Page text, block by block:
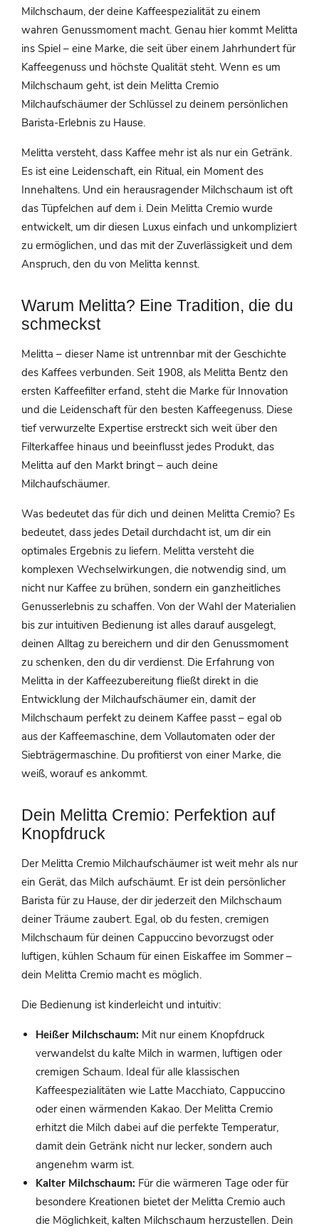
Milchschaum, der deine Kaffeespezialität zu einem
wahren Genussmoment macht. Genau hier kommt Melitta
ins Spiel – eine Marke, die seit über einem Jahrhundert für
Kaffeegenuss und höchste Qualität steht. Wenn es um
Milchschaum geht, ist dein Melitta Cremio
Milchaufschäumer der Schlüssel zu deinem persönlichen
Barista-Erlebnis zu Hause.
Melitta versteht, dass Kaffee mehr ist als nur ein Getränk.
Es ist eine Leidenschaft, ein Ritual, ein Moment des
Innehaltens. Und ein herausragender Milchschaum ist oft
das Tüpfelchen auf dem i. Dein Melitta Cremio wurde
entwickelt, um dir diesen Luxus einfach und unkompliziert
zu ermöglichen, und das mit der Zuverlässigkeit und dem
Anspruch, den du von Melitta kennst.
Warum Melitta? Eine Tradition, die du
schmeckst
Melitta – dieser Name ist untrennbar mit der Geschichte
des Kaffees verbunden. Seit 1908, als Melitta Bentz den
ersten Kaffeefilter erfand, steht die Marke für Innovation
und die Leidenschaft für den besten Kaffeegenuss. Diese
tief verwurzelte Expertise erstreckt sich weit über den
Filterkaffee hinaus und beeinflusst jedes Produkt, das
Melitta auf den Markt bringt – auch deine
Milchaufschäumer.
Was bedeutet das für dich und deinen Melitta Cremio? Es
bedeutet, dass jedes Detail durchdacht ist, um dir ein
optimales Ergebnis zu liefern. Melitta versteht die
komplexen Wechselwirkungen, die notwendig sind, um
nicht nur Kaffee zu brühen, sondern ein ganzheitliches
Genusserlebnis zu schaffen. Von der Wahl der Materialien
bis zur intuitiven Bedienung ist alles darauf ausgelegt,
deinen Alltag zu bereichern und dir den Genussmoment
zu schenken, den du dir verdienst. Die Erfahrung von
Melitta in der Kaffeezubereitung fließt direkt in die
Entwicklung der Milchaufschäumer ein, damit der
Milchschaum perfekt zu deinem Kaffee passt – egal ob
aus der Kaffeemaschine, dem Vollautomaten oder der
Siebträgermaschine. Du profitierst von einer Marke, die
weiß, worauf es ankommt.
Dein Melitta Cremio: Perfektion auf
Knopfdruck
Der Melitta Cremio Milchaufschäumer ist weit mehr als nur
ein Gerät, das Milch aufschäumt. Er ist dein persönlicher
Barista für zu Hause, der dir jederzeit den Milchschaum
deiner Träume zaubert. Egal, ob du festen, cremigen
Milchschaum für deinen Cappuccino bevorzugst oder
luftigen, kühlen Schaum für einen Eiskaffee im Sommer –
dein Melitta Cremio macht es möglich.
Die Bedienung ist kinderleicht und intuitiv:
Heißer Milchschaum: Mit nur einem Knopfdruck
verwandelst du kalte Milch in warmen, luftigen oder
cremigen Schaum. Ideal für alle klassischen
Kaffeespezialitäten wie Latte Macchiato, Cappuccino
oder einen wärmenden Kakao. Der Melitta Cremio
erhitzt die Milch dabei auf die perfekte Temperatur,
damit dein Getränk nicht nur lecker, sondern auch
angenehm warm ist.
Kalter Milchschaum: Für die wärmeren Tage oder für
besondere Kreationen bietet der Melitta Cremio auch
die Möglichkeit, kalten Milchschaum herzustellen. Dein